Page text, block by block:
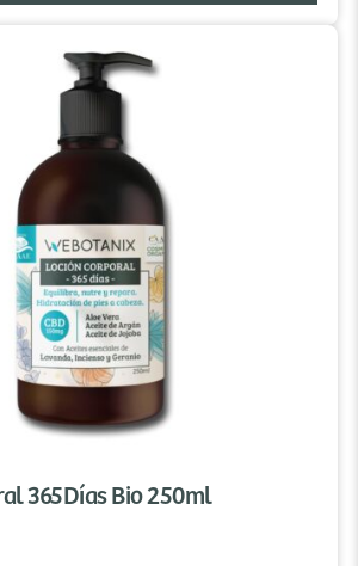
365Días Bio 250ml